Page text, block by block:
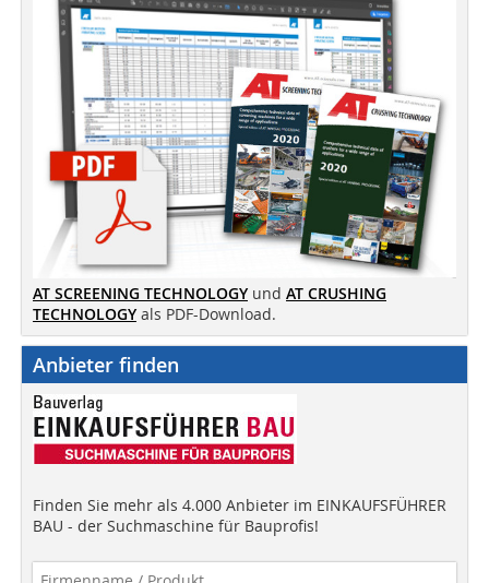
AT SCREENING TECHNOLOGY und AT CRUSHING
TECHNOLOGY als PDF-Download.
Anbieter finden
Finden Sie mehr als 4.000 Anbieter im EINKAUFSFÜHRER
BAU - der Suchmaschine für Bauprofis!